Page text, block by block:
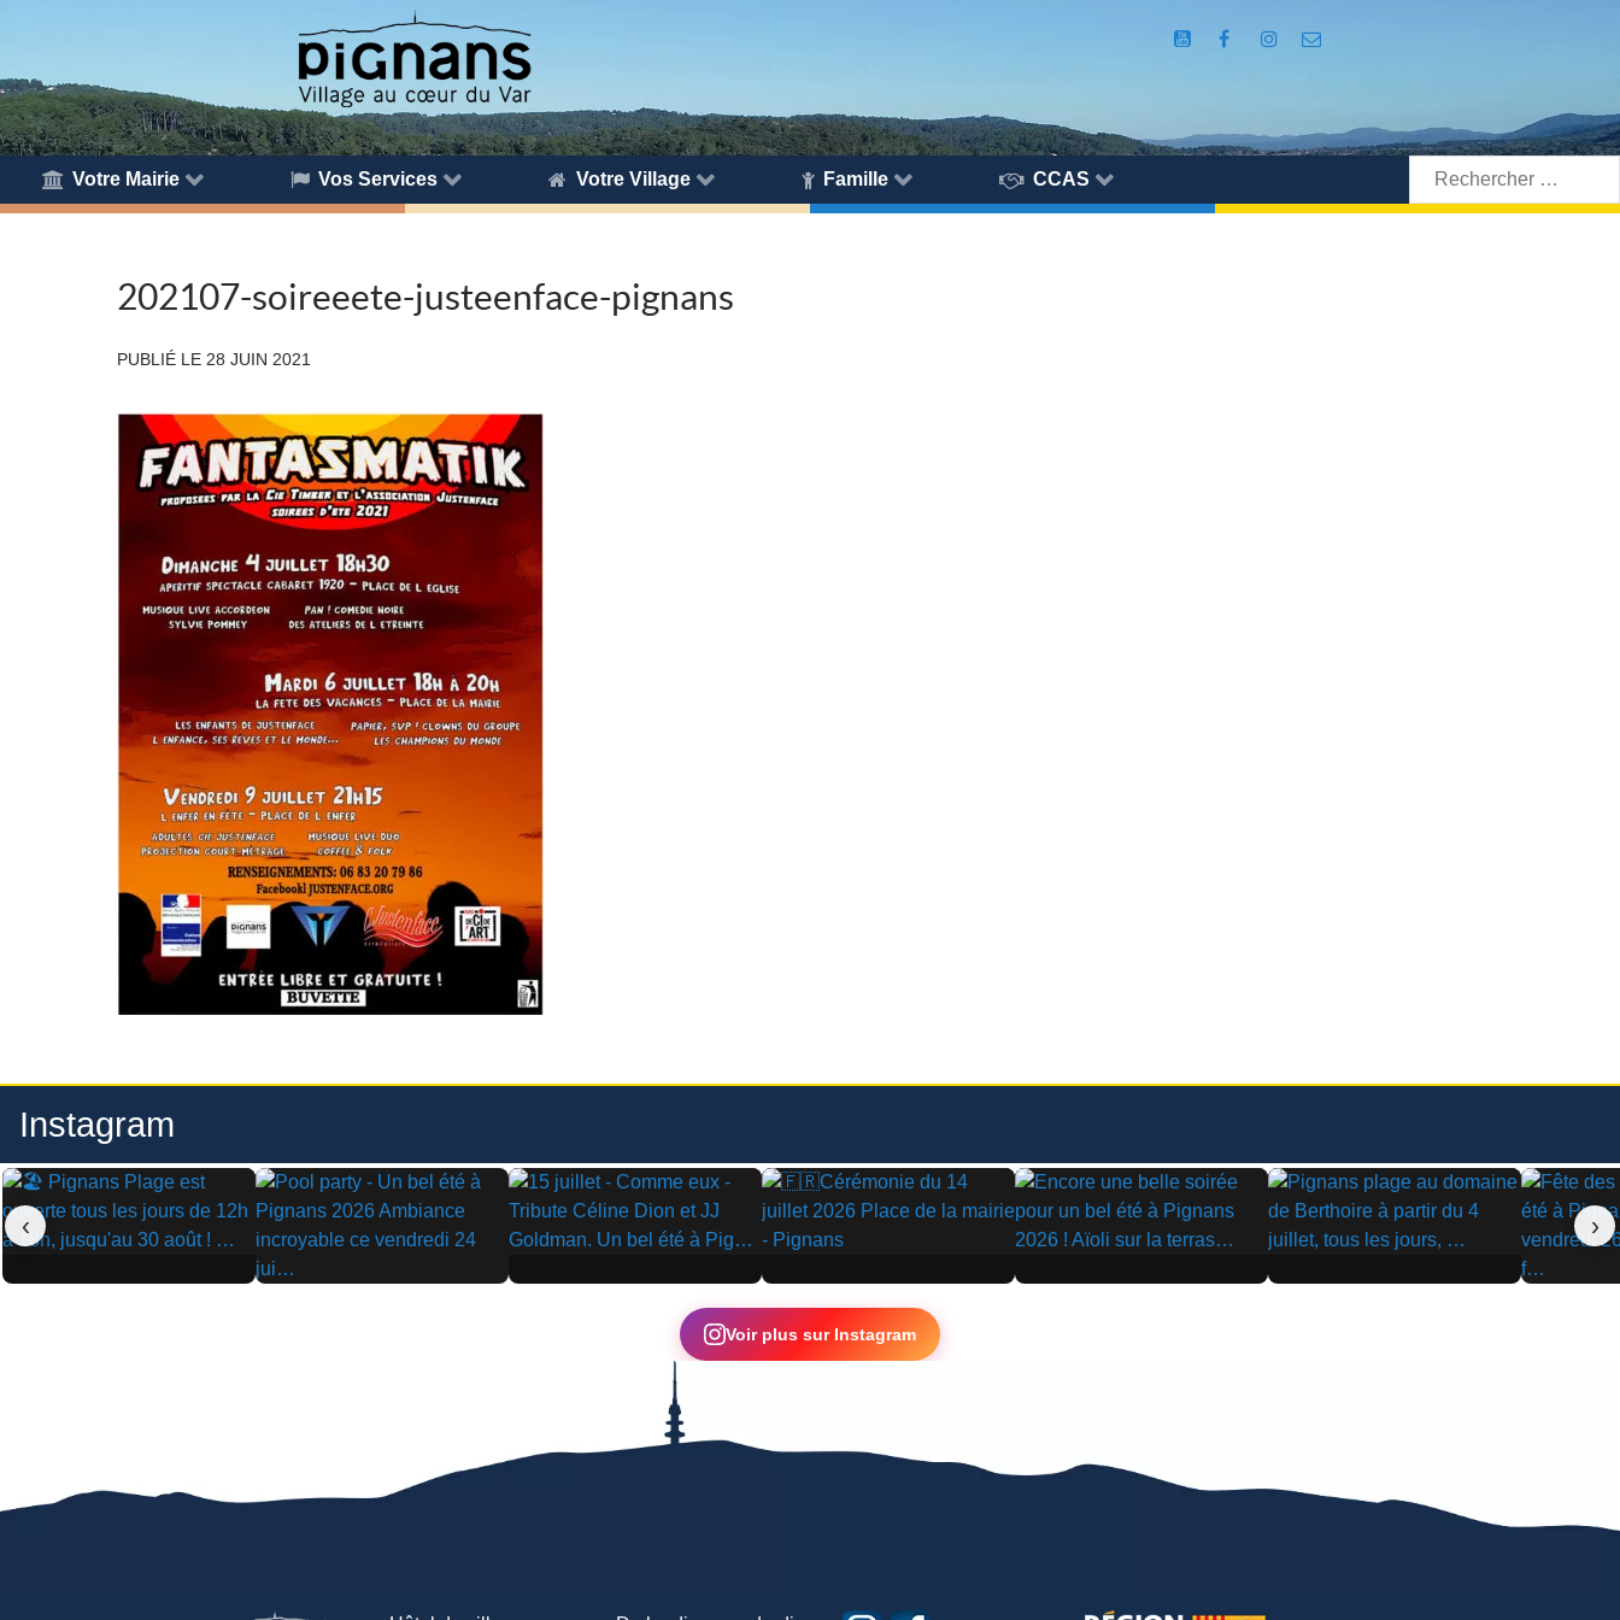
Votre Mairie Vos Services Votre Village Famille CCAS
Rechercher:
202107-soireeete-justeenface-pignans
PUBLIÉ LE 28 JUIN 2021
Instagram
▶
▶
▶ ▶ ▶ ▶
▶
‹ ›
Voir plus sur Instagram